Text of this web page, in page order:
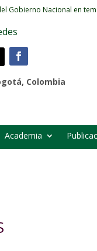
Gobierno Nacional en
Colombia
Academia